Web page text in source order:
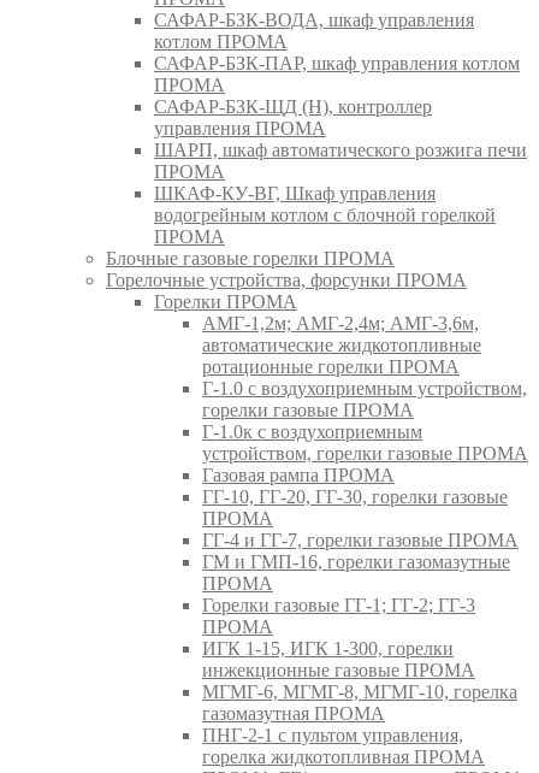
САФАР-БЗК-ВОДА, шкаф управления
котлом ПРОМА
САФАР-БЗК-ПАР, шкаф управления котлом
ПРОМА
САФАР-БЗК-ЩД (Н), контроллер
управления ПРОМА
ШАРП, шкаф автоматического розжига печи
ПРОМА
ШКАФ-КУ-ВГ, Шкаф управления
водогрейным котлом с блочной горелкой
ПРОМА
Блочные газовые горелки ПРОМА
Горелочные устройства, форсунки ПРОМА
Горелки ПРОМА
АМГ-1,2м; АМГ-2,4м; АМГ-3,6м,
автоматические жидкотопливные
ротационные горелки ПРОМА
Г-1.0 с воздухоприемным устройством,
горелки газовые ПРОМА
Г-1.0к с воздухоприемным
устройством, горелки газовые ПРОМА
Газовая рампа ПРОМА
ГГ-10, ГГ-20, ГГ-30, горелки газовые
ПРОМА
ГГ-4 и ГГ-7, горелки газовые ПРОМА
ГМ и ГМП-16, горелки газомазутные
ПРОМА
Горелки газовые ГГ-1; ГГ-2; ГГ-3
ПРОМА
ИГК 1-15, ИГК 1-300, горелки
инжекционные газовые ПРОМА
МГМГ-6, МГМГ-8, МГМГ-10, горелка
газомазутная ПРОМА
ПНГ-2-1 с пультом управления,
горелка жидкотопливная ПРОМА